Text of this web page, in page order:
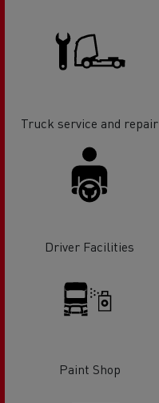
Truck service and repair
Driver Facilities
Paint Shop